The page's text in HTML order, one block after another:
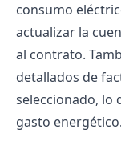
consumo
actualizar la
al contrato.
detallados de
seleccionado, lo
gasto energético.